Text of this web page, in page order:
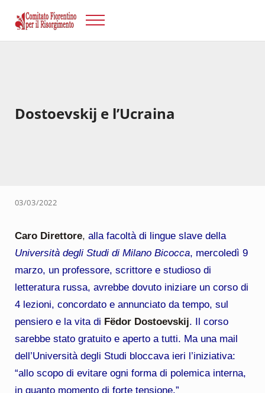
Risorgimento Firenze
Menu
Dostoevskij e l’Ucraina
03/03/2022
Caro Direttore, alla facoltà di lingue slave della
Università degli Studi di Milano Bicocca, mercoledì 9
marzo, un professore, scrittore e studioso di
letteratura russa, avrebbe dovuto iniziare un corso di
4 lezioni, concordato e annunciato da tempo, sul
pensiero e la vita di Fëdor Dostoevskij. Il corso
sarebbe stato gratuito e aperto a tutti. Ma una mail
dell’Università degli Studi bloccava ieri l’iniziativa:
“allo scopo di evitare ogni forma di polemica interna,
in quanto momento di forte tensione.”